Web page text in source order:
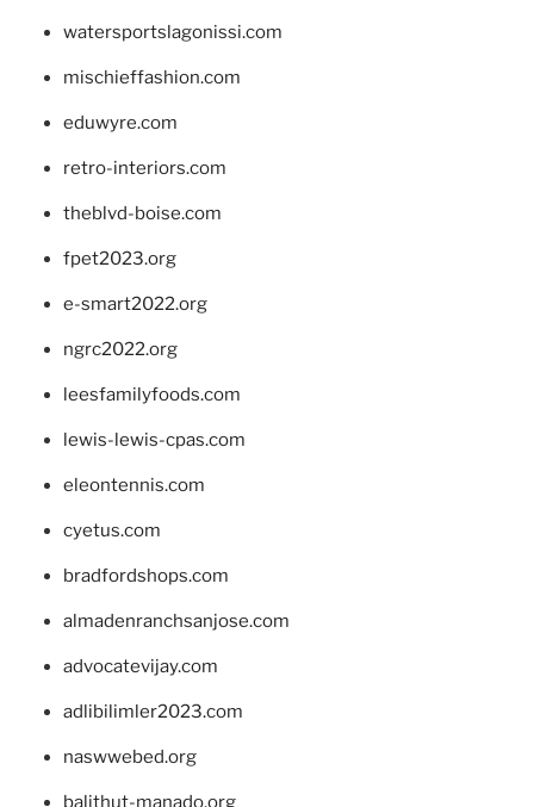
watersportslagonissi.com
mischieffashion.com
eduwyre.com
retro-interiors.com
theblvd-boise.com
fpet2023.org
e-smart2022.org
ngrc2022.org
leesfamilyfoods.com
lewis-lewis-cpas.com
eleontennis.com
cyetus.com
bradfordshops.com
almadenranchsanjose.com
advocatevijay.com
adlibilimler2023.com
naswwebed.org
balithut-manado.org